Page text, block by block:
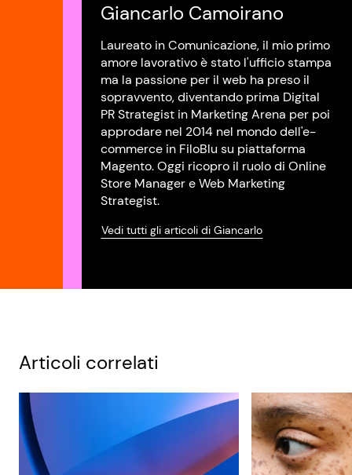
Giancarlo Camoirano
Laureato in Comunicazione, il mio primo
amore lavorativo è stato l'ufficio stampa
ma la passione per il web ha preso il
sopravvento, diventando prima Digital
PR Strategist in Marketing Arena per poi
approdare nel 2014 nel mondo dell'e-
commerce in FiloBlu su piattaforma
Magento. Oggi ricopro il ruolo di Online
Store Manager e Web Marketing
Strategist.
Vedi tutti gli articoli di Giancarlo
Articoli correlati